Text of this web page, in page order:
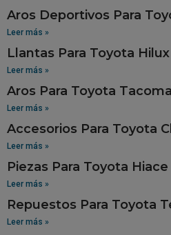
Aros Deportivos Para
Leer más »
Llantas Para Toyota Hilux
Leer más »
Aros Para Toyota Tacoma
Leer más »
Accesorios Para Toyota
Leer más »
Piezas Para Toyota Hiace
Leer más »
Repuestos Para Toyota
Leer más »